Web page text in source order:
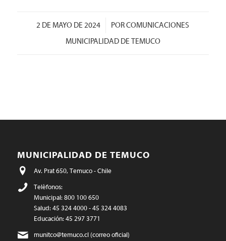
2 DE MAYO DE 2024
/ PORCOMUNICACIONES
MUNICIPALIDAD DE TEMUCO
MUNICIPALIDAD DE TEMUCO
Av. Prat 650, Temuco - Chile
Teléfonos:
Municipal: 800 100 650
Salud: 45 324 4000 - 45 324 4083
Educación: 45 297 3771
munitco@temuco.cl(correo oficial)